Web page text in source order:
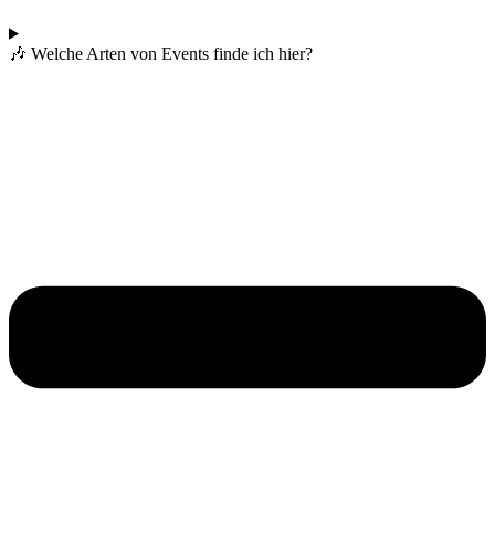
🎶 Welche Arten von Events finde ich hier?